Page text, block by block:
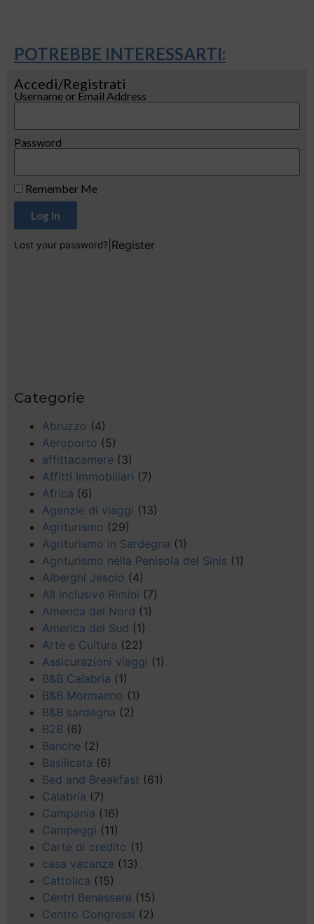
POTREBBE INTERESSARTI:
Accedi/Registrati
Username or Email Address
Password
Remember Me
Log In
Lost your password? Register
Categorie
Abruzzo (4)
Aeroporto (5)
affittacamere (3)
Affitti Immobiliari (7)
Africa (6)
Agenzie di viaggi (13)
Agriturismo (29)
Agriturismo in Sardegna (1)
Agriturismo nella Penisola del Sinis (1)
Alberghi Jesolo (4)
All inclusive Rimini (7)
America del Nord (1)
America del Sud (1)
Arte e Cultura (22)
Assicurazioni viaggi (1)
B&B Calabria (1)
B&B Mormanno (1)
B&B sardegna (2)
B2B (6)
Banche (2)
Basilicata (6)
Bed and Breakfast (61)
Calabria (7)
Campania (16)
Campeggi (11)
Carte di credito (1)
casa vacanze (13)
Cattolica (15)
Centri Benessere (15)
Centro Congressi (2)